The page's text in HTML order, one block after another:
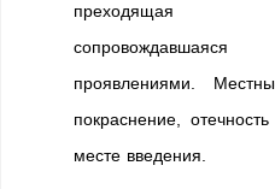
преходящая
проявлениями.
покраснение,
месте введения.